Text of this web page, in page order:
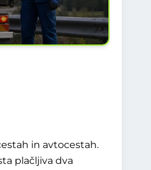
in avtocestah.
plačljiva dva